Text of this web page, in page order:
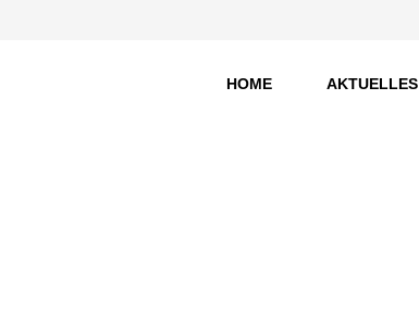
HOME AKTUELLES